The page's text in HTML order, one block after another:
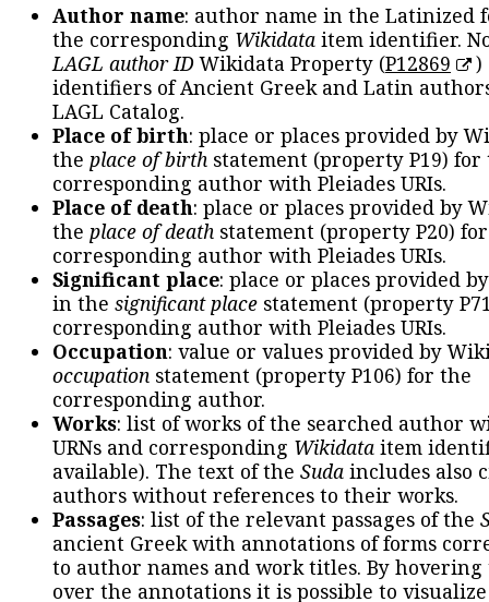
Author name: author name in the Latinized
the corresponding Wikidata item identifier.
LAGL author IDWikidata Property (P12869
)
identifiers of Ancient Greek and Latin
LAGL Catalog.
Place of birth: place or places provided by
the place of birth statement (property P19) for
corresponding author with Pleiades URIs.
Place of death: place or places provided by
the place of death statement (property P20)
corresponding author with Pleiades URIs.
Significant place: place or places provided
in the significant place statement (property
corresponding author with Pleiades URIs.
Occupation: value or values provided by
occupation statement (property P106) for the
corresponding author.
Works: list of works of the searched author
URNs and corresponding Wikidata item
available). The text of the Suda includes also
authors without references to their works.
Passages: list of the relevant passages of the
ancient Greek with annotations of forms
to author names and work titles. By hovering
over the annotations it is possible to